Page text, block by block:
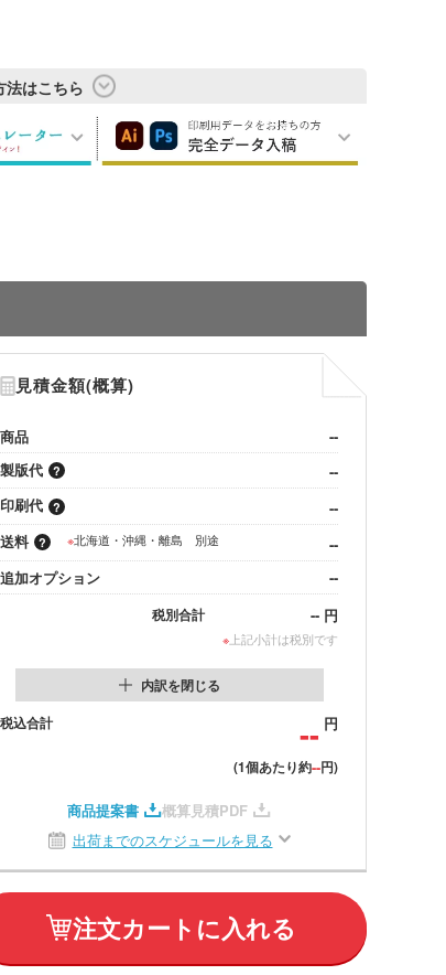
法はこちら
見積金額(概算)
商品
--
製版代
--
印刷代
--
送料
※北海道・沖縄・離島 別途
--
追加オプション
--
税別合計 -- 円
※ 上記小計は税別です
内訳を閉じる
税込合計
-- 円
(1個あたり約--円)
商品提案書
概算見積PDF
出荷までのスケジュールを見る
注文カートに入れる